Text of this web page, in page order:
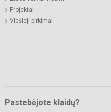
Projektai
Viešieji pirkimai
Pastebėjote klaidų?